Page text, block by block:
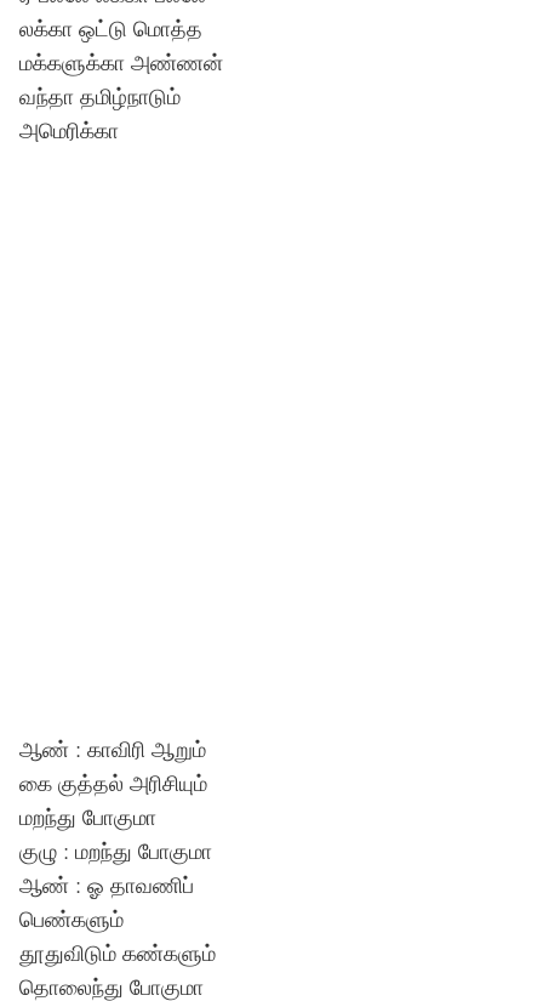
லக்கா ஒட்டு மொத்த
மக்களுக்கா அண்ணன்
வந்தா தமிழ்நாடும்
அமெரிக்கா
ஆண் : காவிரி ஆறும்
கை குத்தல் அரிசியும்
மறந்து போகுமா
குழு : மறந்து போகுமா
ஆண் : ஓ தாவணிப்
பெண்களும்
தூதுவிடும் கண்களும்
தொலைந்து போகுமா